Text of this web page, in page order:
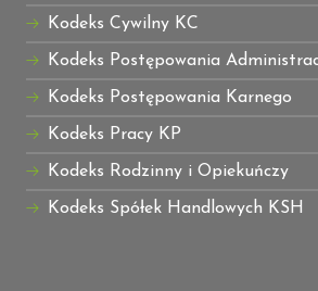
Kodeks Cywilny KC
Kodeks Postępowania
Kodeks Postępowania Karnego
Kodeks Pracy KP
Kodeks Rodzinny i Opiekuńczy
Kodeks Spółek Handlowych KSH